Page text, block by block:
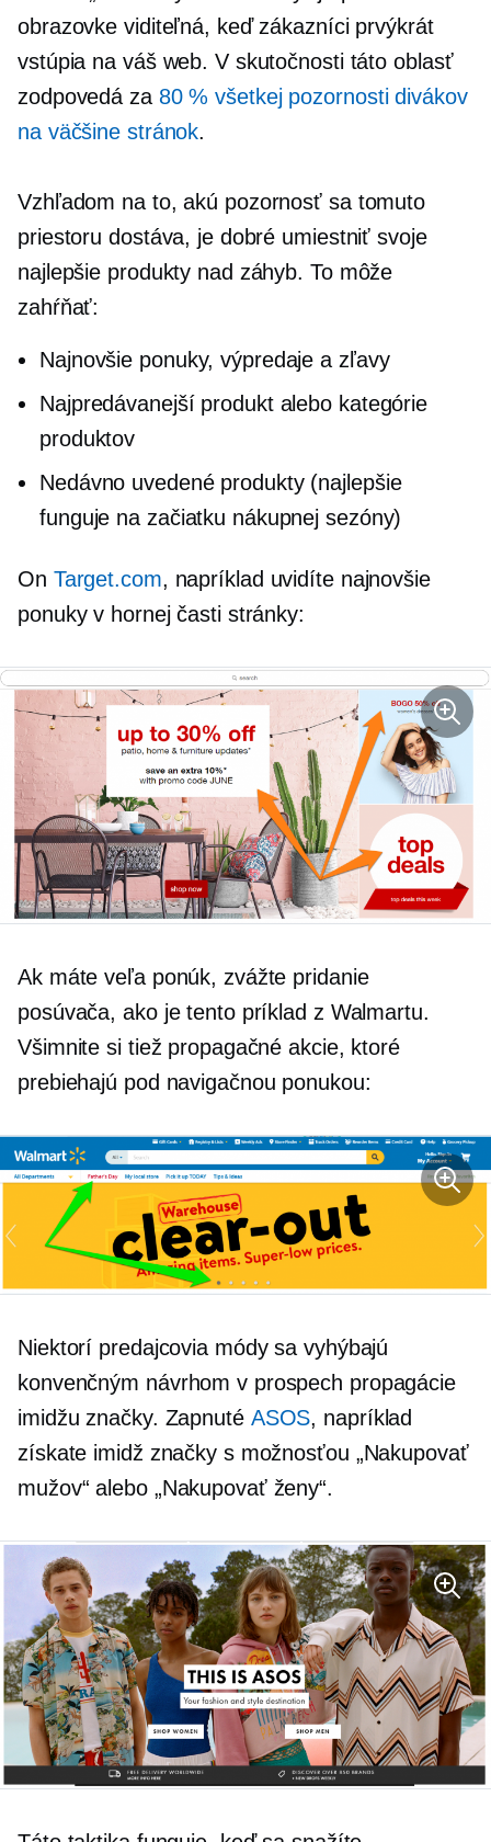
obrazovke viditeľná, keď zákazníci prvýkrát
vstúpia na váš web. V skutočnosti táto oblasť
zodpovedá za 80 % všetkej pozornosti divákov
na väčšine stránok.
Vzhľadom na to, akú pozornosť sa tomuto
priestoru dostáva, je dobré umiestniť svoje
najlepšie produkty nad záhyb. To môže
zahŕňať:
Najnovšie ponuky, výpredaje a zľavy
Najpredávanejší produkt alebo kategórie
produktov
Nedávno uvedené produkty (najlepšie
funguje na začiatku nákupnej sezóny)
On Target.com, napríklad uvidíte najnovšie
ponuky v hornej časti stránky:
Ak máte veľa ponúk, zvážte pridanie
posúvača, ako je tento príklad z Walmartu.
Všimnite si tiež propagačné akcie, ktoré
prebiehajú pod navigačnou ponukou:
Niektorí predajcovia módy sa vyhýbajú
konvenčným návrhom v prospech propagácie
imidžu značky. Zapnuté ASOS, napríklad
získate imidž značky s možnosťou „Nakupovať
mužov“ alebo „Nakupovať ženy“.